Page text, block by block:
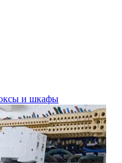
и шкафы